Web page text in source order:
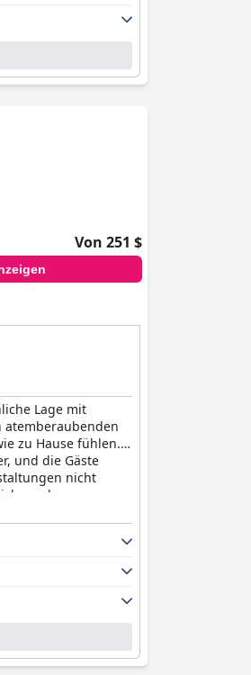
Von 251 $
Lage mit
atemberaubenden
zu Hause fühlen.
und die Gäste
nicht
machen.
durchweg
seiner